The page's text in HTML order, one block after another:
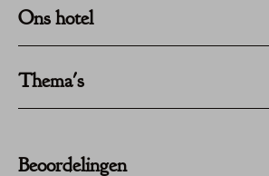
Ons hotel
Thema's
Beoordelingen